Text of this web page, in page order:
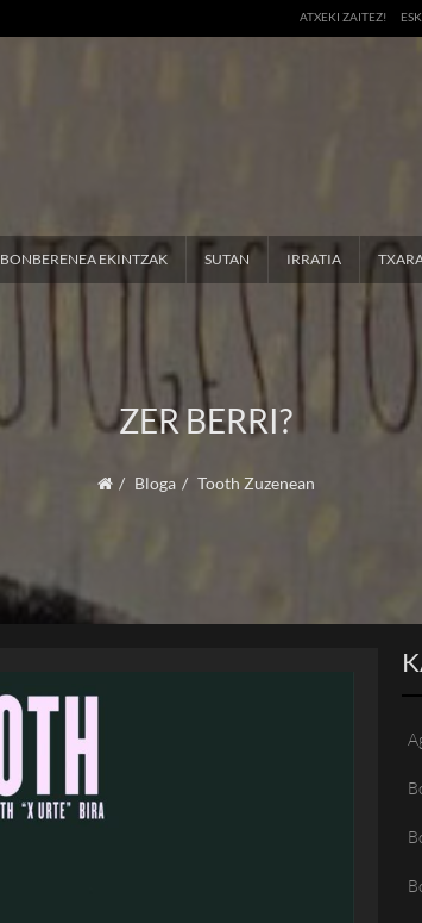
ATXEKI ZAITEZ!
BONBERENEA EKINTZAK SUTAN IRRATIA
ZER BERRI?
Bloga Tooth Zuzenean